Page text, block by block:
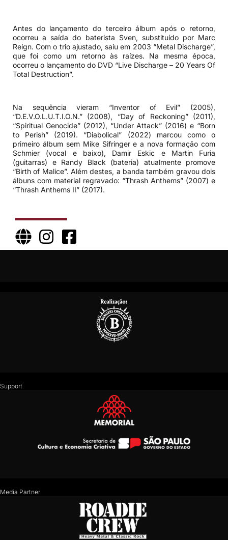
Antes do lançamento do terceiro álbum após o retorno,
ocorreu a saída do baterista Sven, substituído por Marc
Reign. Com o trio ajustado, saiu em 2003 “Metal Discharge”,
que foi como um retorno às raízes. Na mesma época,
ocorreu o lançamento do DVD “Live Discharge – 20 Years Of
Total Destruction”.
Na sequência vieram “Inventor of Evil” (2005),
“D.E.V.O.L.U.T.I.O.N.” (2008), “Day of Reckoning” (2011),
“Spiritual Genocide” (2012), “Under Attack” (2016) e “Born
to Perish” (2019). “Diabolical” (2022) marcou como o
primeiro álbum sem Mike Sifringer e a nova formação com
Schmier (vocal e baixo), Damir Eskic e Martin Furia
(guitarras) e Randy Black (bateria) atualmente promove
“Birth of Malice”. Além destes, a banda também gravou dois
álbuns com material regravado: “Thrash Anthems” (2007) e
“Thrash Anthems II” (2017).
Support
Media Partner